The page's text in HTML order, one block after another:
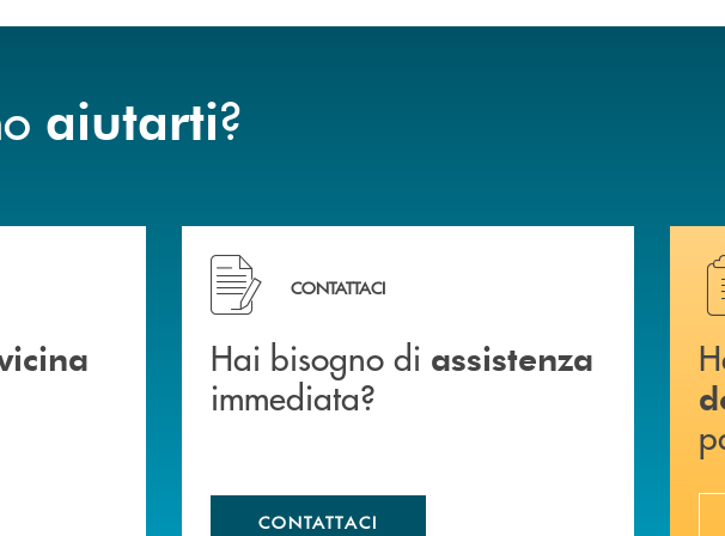
aiutarti?
Hai bisogno di assistenza immediata?
CONTATTACI
Hai bisogno di assistenza
immediata?
CONTATTACI